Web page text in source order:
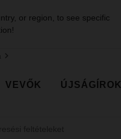
or region, to see specific
VEVŐK ÚJSÁGÍROK